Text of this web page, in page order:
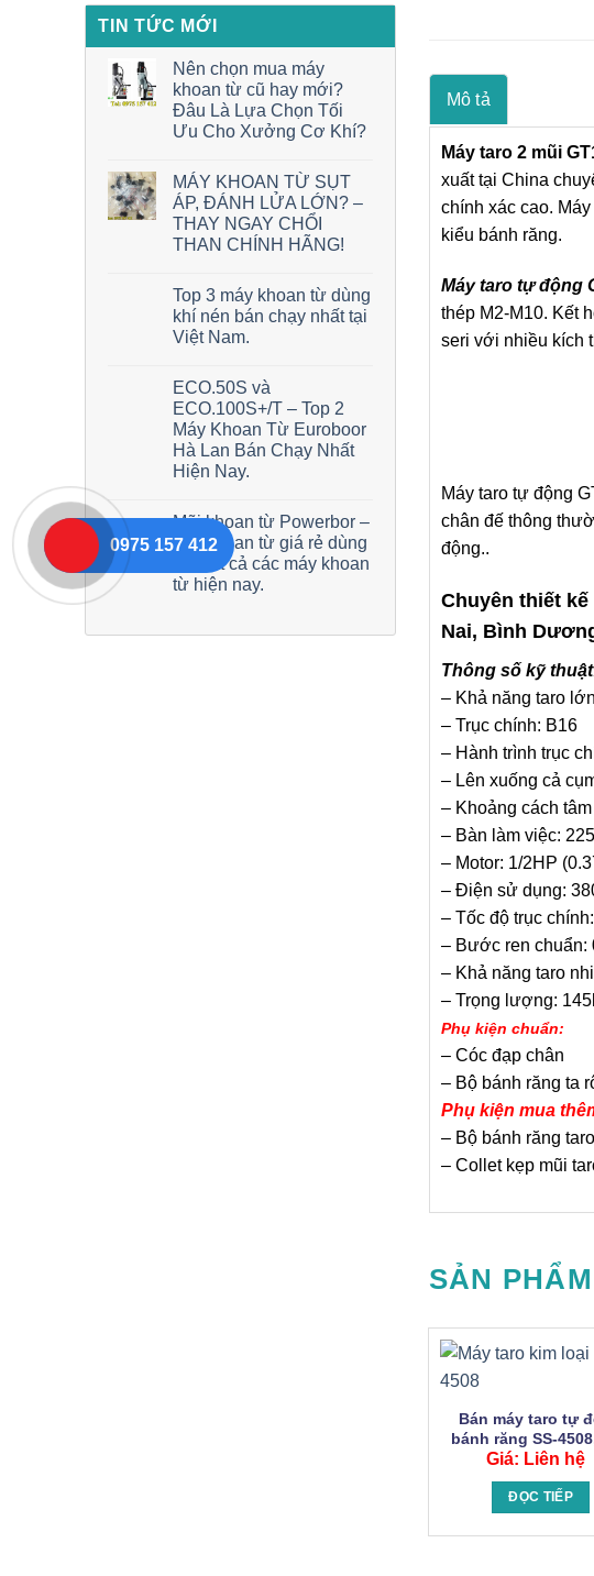
TIN TỨC MỚI
Nên chọn mua máy
khoan từ cũ hay mới?
Đâu Là Lựa Chọn Tối
Ưu Cho Xưởng Cơ Khí?
MÁY KHOAN TỪ SỤT
ÁP, ĐÁNH LỬA LỚN? –
THAY NGAY CHỔI
THAN CHÍNH HÃNG!
Top 3 máy khoan từ dùng
khí nén bán chạy nhất tại
Việt Nam.
ECO.50S và
ECO.100S+/T – Top 2
Máy Khoan Từ Euroboor
Hà Lan Bán Chạy Nhất
Hiện Nay.
Mũi khoan từ Powerbor –
Mũi khoan từ giá rẻ dùng
cho tất cả các máy khoan
từ hiện nay.
Mô tả
Máy taro 2 mũi
xuất tại China
chính xác cao.
kiểu bánh răng.
Máy taro tự động
thép M2-M10. Kết
seri với nhiều kích
Máy taro tự động
chân đế thông
động..
Chuyên thiết kế
Nai, Bình
Thông số kỹ
– Khả năng taro
– Trục chính: B16
– Hành trình trục
– Lên xuống cả
– Khoảng cách
– Bàn làm việc:
– Motor: 1/2HP
– Điện sử dụng:
– Tốc độ trục
– Bước ren chuẩn:
– Khả năng taro
– Trọng lượng:
Phụ kiện chuẩn:
– Cóc đạp chân
– Bộ bánh răng ta
Phụ kiện mua
– Bộ bánh răng
– Collet kẹp mũi
SẢN
Bán máy taro tự
bánh răng SS-
kim loại M2-M8
Giá: Liên hệ
ĐỌC TIẾP
0975 157 412